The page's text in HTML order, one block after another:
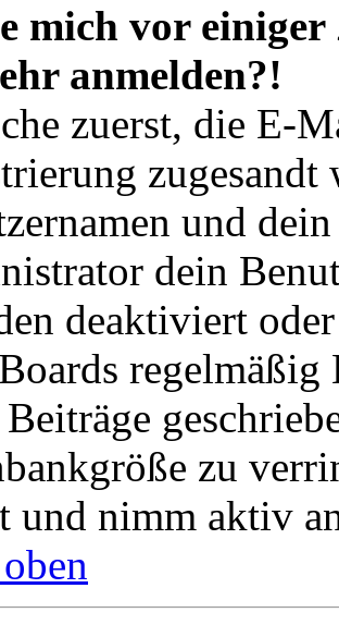
mich vor
anmelden?!
zuerst, die E-
und
dein
deaktiviert
zu
und nimm aktiv